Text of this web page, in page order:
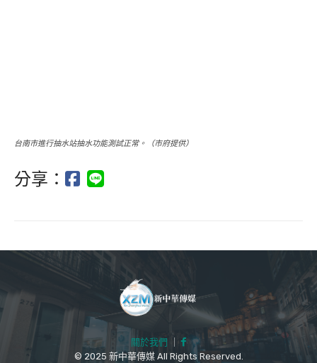
台南市進行抽水站抽水功能測試正常。（市府提供）
分享：
關於我們 ｜
© 2025 新中華傳媒 All Rights Reserved.